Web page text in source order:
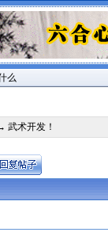
么
武术开发！